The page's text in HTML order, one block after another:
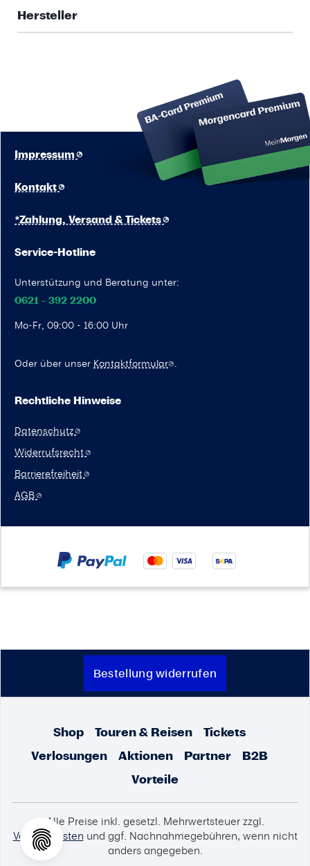
Hersteller
Service-Hotline
Unterstützung und Beratung unter:
0621 - 392 2200
Mo-Fr, 09:00 - 16:00 Uhr
Oder über unser Kontaktformular .
Kontakt
Impressum
*Zahlung, Versand & Tickets
Rechtliche Hinweise
Datenschutz
Widerrufsrecht
Barrierefreiheit
AGB
Bestellung widerrufen
Shop Touren & Reisen
Tickets
Verlosungen
Aktionen Partner
B2B
Vorteile
Alle Preise inkl. gesetzl. Mehrwertsteuer zzgl.
Versandkosten und ggf. Nachnahmegebühren, wenn nicht
anders angegeben.